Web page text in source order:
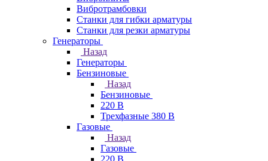
Вибротрамбовки
Станки для гибки арматуры
Станки для резки арматуры
Генераторы
Назад
Генераторы
Бензиновые
Назад
Бензиновые
220 В
Трехфазные 380 В
Газовые
Назад
Газовые
220 В